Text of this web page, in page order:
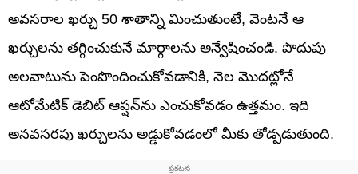
అవసరాల ఖర్చు 50 శాతాన్ని మించుతుంటే, వెంటనే ఆ
ఖర్చులను తగ్గించుకునే మార్గాలను అన్వేషించండి. పొదుపు
అలవాటును పెంపొందించుకోవడానికి, నెల మొదట్లోనే
ఆటోమేటిక్ డెబిట్ ఆప్షన్‌ను ఎంచుకోవడం ఉత్తమం. ఇది
అనవసరపు ఖర్చులను అడ్డుకోవడంలో మీకు తోడ్పడుతుంది.